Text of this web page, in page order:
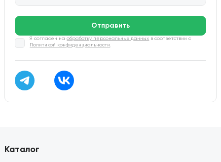
Отправить
Я согласен наобработку персональных данных в соответствии с
Политикой конфиденциальности .
Каталог